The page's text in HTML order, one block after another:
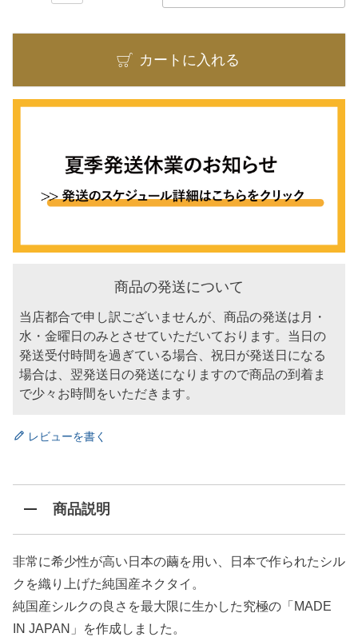
カートに入れる
商品の発送について
当店都合で申し訳ございませんが、商品の発送は月・
水・金曜日のみとさせていただいております。当日の
発送受付時間を過ぎている場合、祝日が発送日になる
場合は、翌発送日の発送になりますので商品の到着ま
で少々お時間をいただきます。
レビューを書く
商品説明
非常に希少性が高い日本の繭を用い、日本で作られたシル
クを織り上げた純国産ネクタイ。
純国産シルクの良さを最大限に生かした究極の「MADE
IN JAPAN」を作成しました。